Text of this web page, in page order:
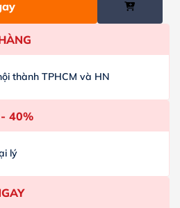
thành TPHCM và HN
40%
lý